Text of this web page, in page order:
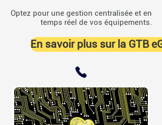
Optez pour une gestion centralisée et en
temps réel de vos équipements.
En savoir plus sur la GTB